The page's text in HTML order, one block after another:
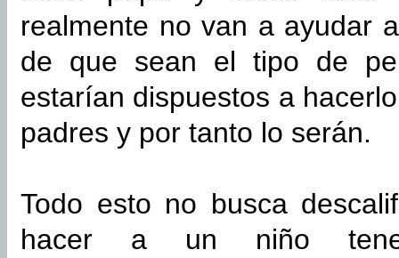
realmente no van a ayudar
de que sean el tipo de
estarían dispuestos a
padres y por tanto lo serán.
Todo esto no busca
hacer a un niño